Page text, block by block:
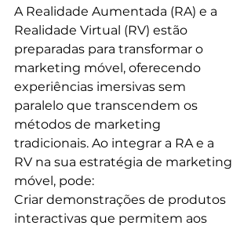
A Realidade Aumentada (RA) e a
Realidade Virtual (RV) estão
preparadas para transformar o
marketing móvel, oferecendo
experiências imersivas sem
paralelo que transcendem os
métodos de marketing
tradicionais. Ao integrar a RA e a
RV na sua estratégia de marketing
móvel, pode:
Criar demonstrações de produtos
interactivas que permitem aos